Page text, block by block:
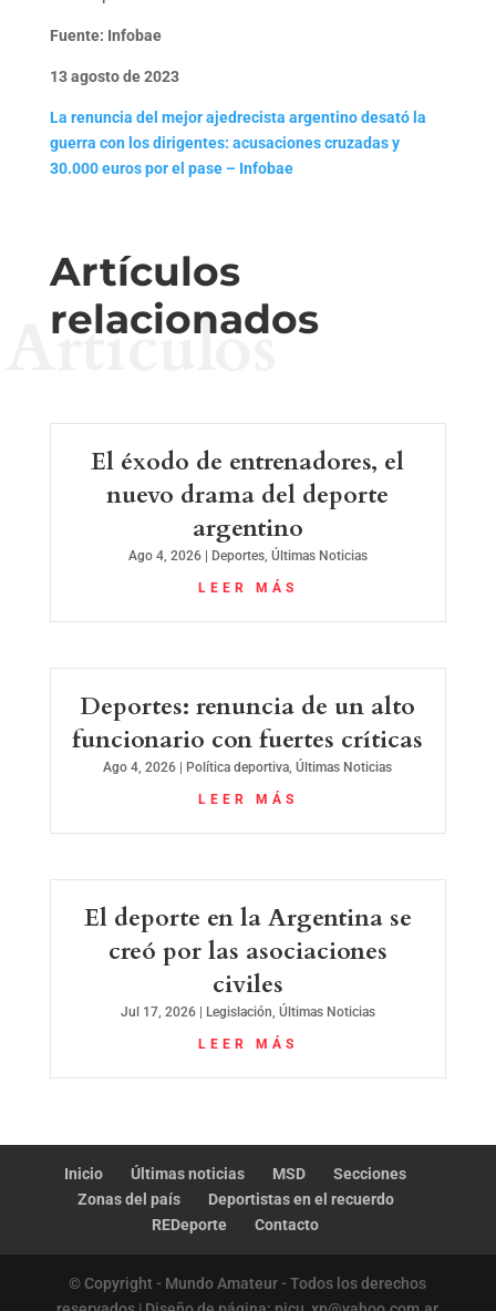
Fuente: Infobae
13 agosto de 2023
La renuncia del mejor ajedrecista argentino desató la
guerra con los dirigentes: acusaciones cruzadas y
30.000 euros por el pase – Infobae
Artículos
relacionados
Artículos
El éxodo de entrenadores, el
nuevo drama del deporte
argentino
Ago 4, 2026| Deportes, Últimas Noticias
LEER MÁS
Deportes: renuncia de un alto
funcionario con fuertes críticas
Ago 4, 2026 Política deportiva,Últimas Noticias
LEER MÁS
El deporte en la Argentina se
creó por las asociaciones
civiles
Jul 17, 2026| Legislación, Últimas Noticias
LEER MÁS
Inicio Últimas noticias MSD
Secciones
Zonas del país
Deportistas en el recuerdo
REDeporte
Contacto
© Copyright - Mundo Amateur - Todos los derechos